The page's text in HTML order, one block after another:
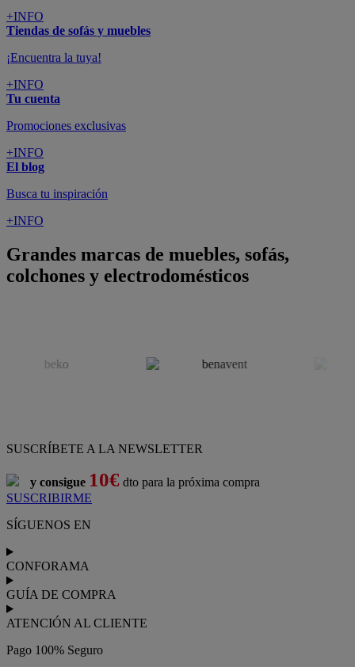
+INFO
Tiendas de sofás y muebles
¡Encuentra la tuya!
+INFO
Tu cuenta
Promociones exclusivas
+INFO
El blog
Busca tu inspiración
+INFO
Grandes marcas de muebles, sofás,
colchones y electrodomésticos
SUSCRÍBETE A LA NEWSLETTER
y consigue 10€ dto para la próxima compra
SUSCRIBIRME
SÍGUENOS EN
CONFORAMA
GUÍA DE COMPRA
ATENCIÓN AL CLIENTE
Pago 100% Seguro